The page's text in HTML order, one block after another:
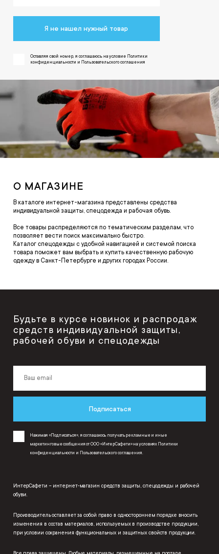
Я не нашел нужный товар
Оставляя свой номер, я соглашаюсь на условие Политики
конфиденциальности и Пользовательского соглашения
О МАГАЗИНЕ
В каталоге интернет-магазина представлены средства
индивидуальной защиты, спецодежда и рабочая обувь.
Все товары распределяются по тематическим разделам, что
позволяет вести поиск максимально быстро.
Каталог спецодежды с удобной навигацией и системой поиска
товара поможет вам выбрать и купить качественную рабочую
одежду в Санкт-Петербурге и других городах России.
Будьте в курсе новинок и распродаж
средств индивидуальной защиты,
рабочей обуви и спецодежды
Подписаться
Нажимая «Подписаться», я соглашаюсь получать рекламные и иные
маркетинговые сообщения от ООО «ИнтерСафети» на условиях Политики
конфиденциальности и Пользовательского соглашения.
ИнтерСафети – интернет-магазин средств защиты, спецодежды и рабочей
обуви.
Производитель оставляет за собой право в одностороннем порядке вносить
изменения в состав материалов, используемых в производстве продукции,
при условии сохранения функциональных и защитных свойств продукции.